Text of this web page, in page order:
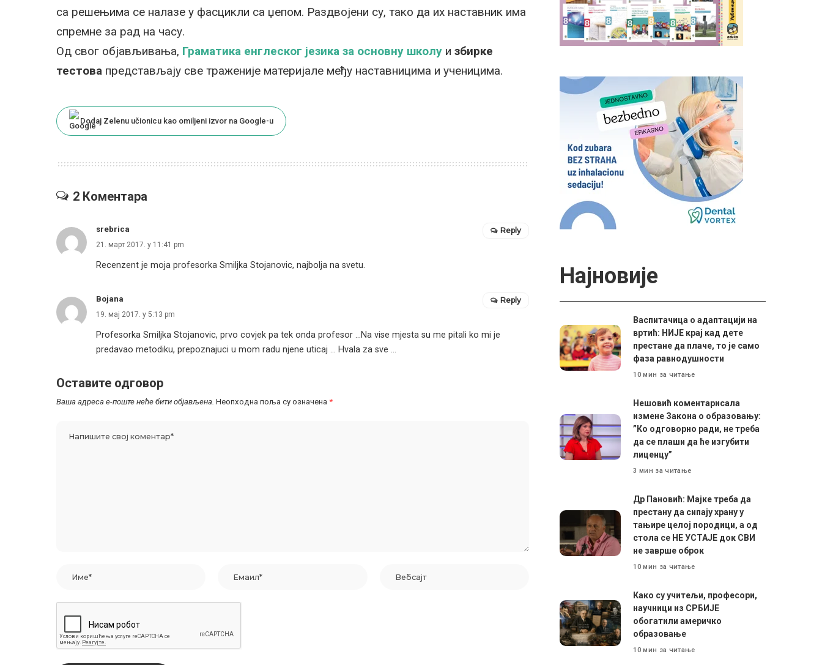
са решењима се налазе у фасцикли са џепом. Раздвојени су, тако да их наставник има
спремне за рад на часу.
Од свог објављивања, Граматика енглеског језика за основну школу и збирке
тестова представљају све траженије материјале међу наставницима и ученицима.
Dodaj Zelenu učionicu kao omiljeni izvor na Google-u
2 Коментара
srebrica
21. март 2017. у 11:41 pm
Recenzent je moja profesorka Smiljka Stojanovic, najbolja na svetu.
Reply
Bojana
19. мај 2017. у 5:13 pm
Profesorka Smiljka Stojanovic, prvo covjek pa tek onda profesor …Na vise mjesta su me pitali ko mi je
predavao metodiku, prepoznajuci u mom radu njene uticaj … Hvala za sve …
Reply
Оставите одговор
Ваша адреса е-поште неће бити објављена. Неопходна поља су означена *
Најновије
Васпитачица о адаптацији на
вртић: НИЈЕ крај кад дете
престане да плаче, то је само
фаза равнодушности
10 мин за читање
Нешовић коментарисала
измене Закона о образовању:
”Ко одговорно ради, не треба
да се плаши да ће изгубити
лиценцу”
3 мин за читање
Др Пановић: Мајке треба да
престану да сипају храну у
тањире целој породици, а од
стола се НЕ УСТАЈЕ док СВИ
не заврше оброк
10 мин за читање
Како су учитељи, професори,
научници из СРБИЈЕ
обогатили америчко
образовање
10 мин за читање